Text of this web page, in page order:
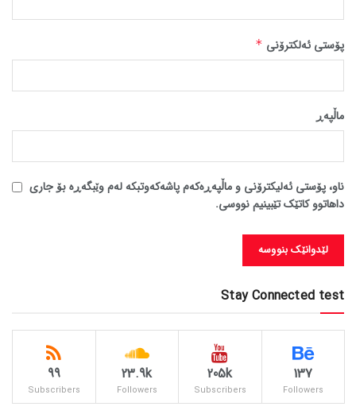
پۆستی ئەلکترۆنی *
ماڵپه‌ڕ
ناو، پۆستی ئەلیکترۆنی و ماڵپەڕەکەم پاشەکەوتبکە لەم وێبگەڕە بۆ جاری
داهاتوو کاتێک تێبینیم نووسی.
Stay Connected test
137
Followers
205k
Subscribers
23.9k
Followers
99
Subscribers